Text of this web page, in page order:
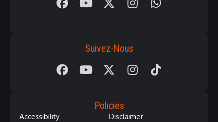
Policies
Accessibility
Disclaimer
Suivez-Nous